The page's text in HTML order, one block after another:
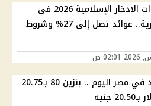
أفضل شهادات الادخار الإسلامية 2026 في
البنوك المصرية.. عوائد تصل إلى 27% وشروط
أسعار الوقود في مصر اليوم .. بنزين 80 بـ20.75
جنيه